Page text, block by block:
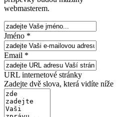
webmasterem.
Jméno *
Email *
URL internetové stránky
Zadejte dvě slova, která vidíte níže